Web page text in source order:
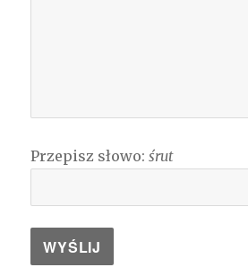
Przepisz słowo:śrut